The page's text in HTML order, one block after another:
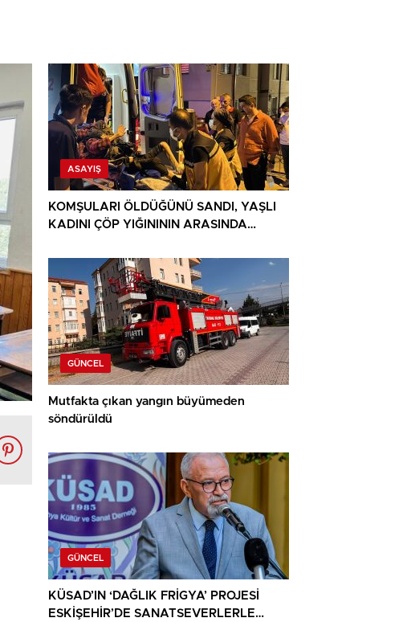
ASAYIŞ
KOMŞULARI ÖLDÜĞÜNÜ SANDI, YAŞLI
KADINI ÇÖP YIĞINININ ARASINDA
GÜNCEL
Mutfakta çıkan yangın büyümeden
söndürüldü
GÜNCEL
KÜSAD’IN ‘DAĞLIK FRİGYA’ PROJESİ
ESKİŞEHİR’DE SANATSEVERLERLE